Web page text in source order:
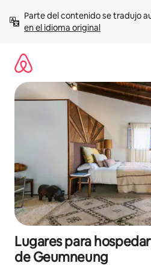
contenido
Parte del contenido se tradujo
en el idioma original
Lugares para
de Geumneung